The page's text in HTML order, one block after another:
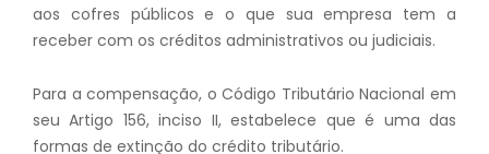
aos cofres públicos e o que sua empresa tem a
receber com os créditos administrativos ou judiciais.
Para a compensação, o Código Tributário Nacional em
seu Artigo 156, inciso II, estabelece que é uma das
formas de extinção do crédito tributário.